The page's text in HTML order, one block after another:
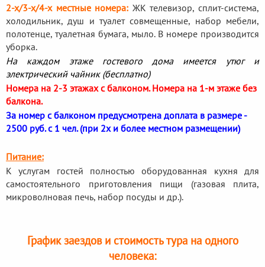
2-х/3-х/4-х местные номера: ЖК телевизор, сплит-система,
холодильник, душ и туалет совмещенные, набор мебели,
полотенце, туалетная бумага, мыло. В номере производится
уборка.
На каждом этаже гостевого дома имеется утюг и
электрический чайник (бесплатно)
Номера на 2-3 этажах с балконом. Номера на 1-м этаже без
балкона.
За номер с балконом предусмотрена доплата в размере -
2500 руб. с 1 чел. (при 2х и более местном размещении)
Питание:
К услугам гостей полностью оборудованная кухня для
самостоятельного приготовления пищи (газовая плита,
микроволновая печь, набор посуды и др.).
График заездов и стоимость тура на одного
человека: